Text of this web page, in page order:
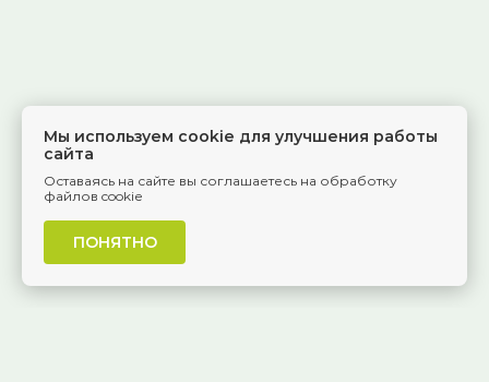
Мы используем cookie для улучшения работы
сайта
Оставаясь на сайте вы соглашаетесь на обработку
файлов cookie
ПОНЯТНО